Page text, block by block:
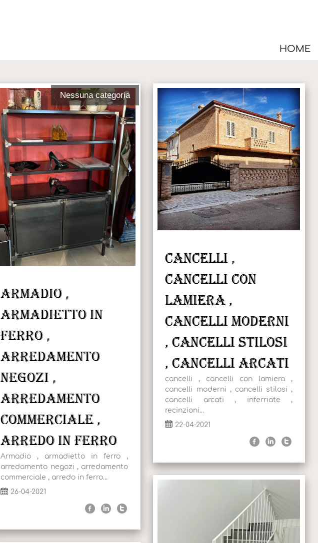
HOME
Nessuna categoria
Armadio ,
armadietto in
ferro ,
arredamento
negozi ,
arredamento
commerciale ,
arredo in ferro
Armadio , armadietto in ferro ,
arredamento negozi , arredamento
commerciale , arredo in ferro...
26-04-2021
cancelli ,
cancelli con
lamiera ,
cancelli moderni
, cancelli stilosi
, cancelli arcati
cancelli , cancelli con lamiera ,
cancelli moderni , cancelli stilosi ,
cancelli arcati , inferriate ,
recinzioni...
22-04-2021